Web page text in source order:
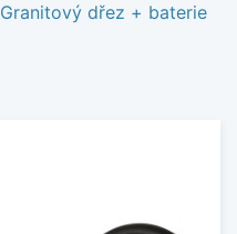
Granitový dřez + baterie